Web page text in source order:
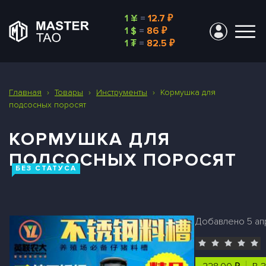
1 ¥ = 12.7 ₽
1 $ = 86 ₽
1 ₮= 82.5 ₽
Главная › Товары › Инструменты › Кормушка для
подсосных поросят
КОРМУШКА ДЛЯ
ПОДСОСНЫХ ПОРОСЯТ
БЕЗ СТАТУСА
Добавлено 5